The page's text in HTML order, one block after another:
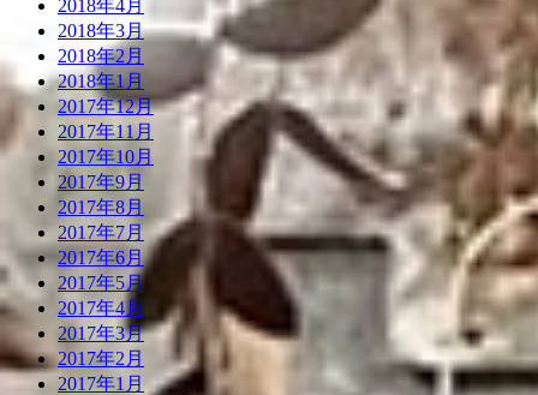
2018年4月
2018年3月
2018年2月
2018年1月
2017年12月
2017年11月
2017年10月
2017年9月
2017年8月
2017年7月
2017年6月
2017年5月
2017年4月
2017年3月
2017年2月
2017年1月